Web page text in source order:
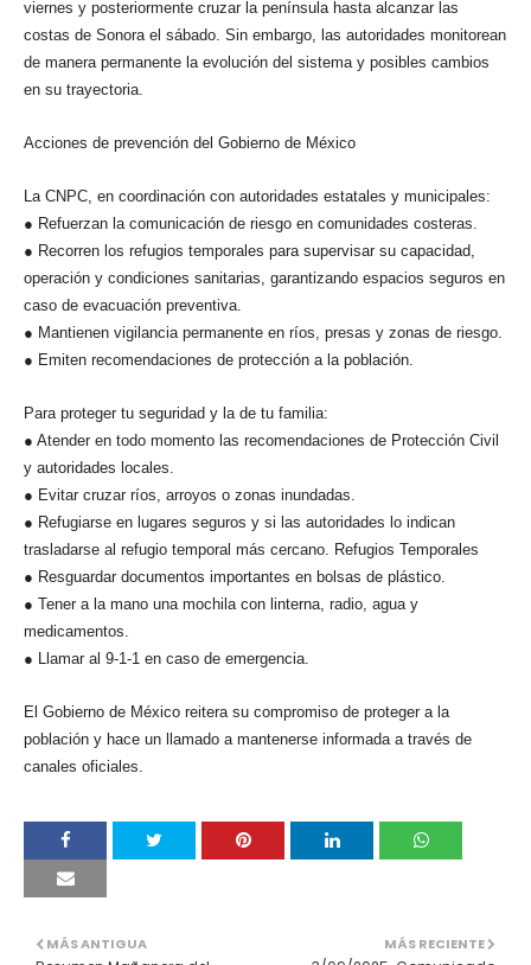
viernes y posteriormente cruzar la península hasta alcanzar las
costas de Sonora el sábado. Sin embargo, las autoridades monitorean
de manera permanente la evolución del sistema y posibles cambios
en su trayectoria.
Acciones de prevención del Gobierno de México
La CNPC, en coordinación con autoridades estatales y municipales:
● Refuerzan la comunicación de riesgo en comunidades costeras.
● Recorren los refugios temporales para supervisar su capacidad,
operación y condiciones sanitarias, garantizando espacios seguros en
caso de evacuación preventiva.
● Mantienen vigilancia permanente en ríos, presas y zonas de riesgo.
● Emiten recomendaciones de protección a la población.
Para proteger tu seguridad y la de tu familia:
● Atender en todo momento las recomendaciones de Protección Civil
y autoridades locales.
● Evitar cruzar ríos, arroyos o zonas inundadas.
● Refugiarse en lugares seguros y si las autoridades lo indican
trasladarse al refugio temporal más cercano. Refugios Temporales
● Resguardar documentos importantes en bolsas de plástico.
● Tener a la mano una mochila con linterna, radio, agua y
medicamentos.
● Llamar al 9-1-1 en caso de emergencia.
El Gobierno de México reitera su compromiso de proteger a la
población y hace un llamado a mantenerse informada a través de
canales oficiales.
MÁS RECIENTE
MÁS ANTIGUA